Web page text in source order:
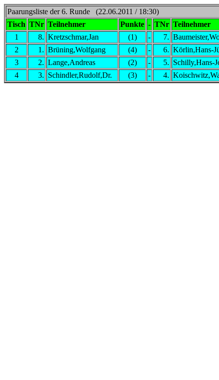
Paarungsliste der 6. Runde (22.06.2011 / 18:30)
Tisch TNr Teilnehmer Punkte - TNr Teilnehmer
1
8. Kretzschmar,Jan (1) - 7.
2
1. Brüning,Wolfgang (4) - 6. Körlin,Hans-
3
2. Lange,Andreas (2) - 5. Schilly,Hans-
4
3. Schindler,Rudolf,Dr. (3) - 4.